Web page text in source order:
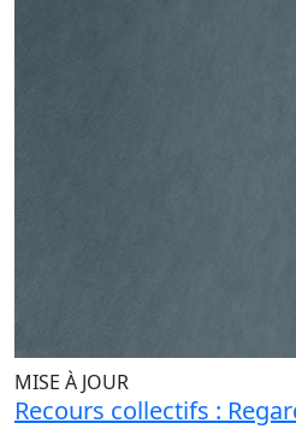
MISE À JOUR
Recours collectifs :